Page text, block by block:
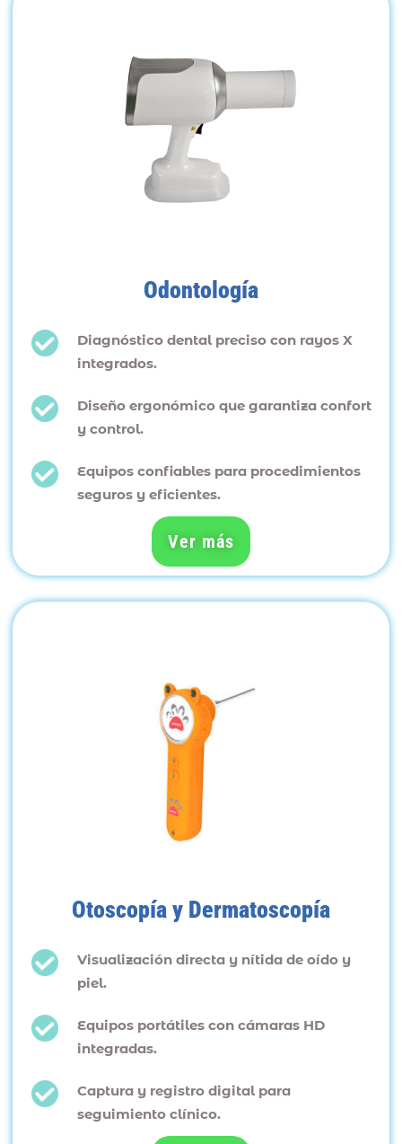
Odontología
Diagnóstico dental preciso con rayos X
integrados.
Diseño ergonómico que garantiza confort
y control.
Equipos confiables para procedimientos
seguros y eficientes.
Ver más
Otoscopía y Dermatoscopía
Visualización directa y nítida de oído y
piel.
Equipos portátiles con cámaras HD
integradas.
Captura y registro digital para
seguimiento clínico.